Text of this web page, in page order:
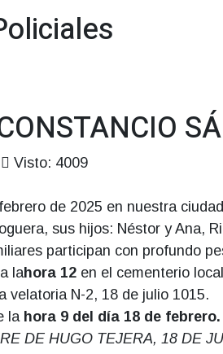
Visto: 4009
de 2025 en nuestra
sus hijos: Néstor y Ana,
participan con profundo
lahora 12 en el cementerio
velatoria N-2, 18 de julio 1015.
lahora 9 del día 18 de febrero.
DE HUGO TEJERA, 18 DE